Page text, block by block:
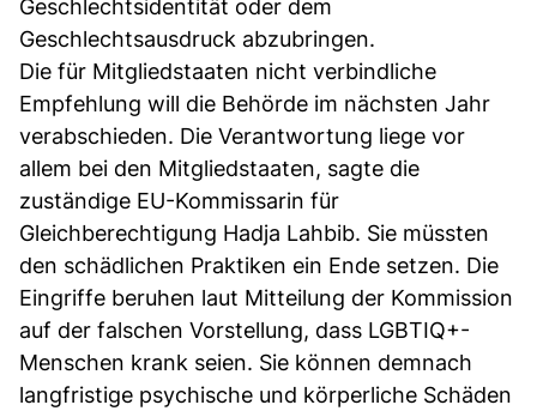
Geschlechtsidentität oder dem
Geschlechtsausdruck abzubringen.
Die für Mitgliedstaaten nicht verbindliche
Empfehlung will die Behörde im nächsten Jahr
verabschieden. Die Verantwortung liege vor
allem bei den Mitgliedstaaten, sagte die
zuständige EU-Kommissarin für
Gleichberechtigung Hadja Lahbib. Sie müssten
den schädlichen Praktiken ein Ende setzen. Die
Eingriffe beruhen laut Mitteilung der Kommission
auf der falschen Vorstellung, dass LGBTIQ+-
Menschen krank seien. Sie können demnach
langfristige psychische und körperliche Schäden